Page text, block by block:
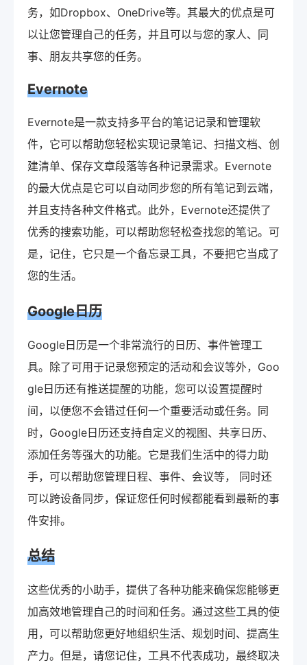
务，如Dropbox、OneDrive等。其最大的优点是可
以让您管理自己的任务，并且可以与您的家人、同
事、朋友共享您的任务。
Evernote
Evernote是一款支持多平台的笔记记录和管理软
件，它可以帮助您轻松实现记录笔记、扫描文档、创
建清单、保存文章段落等各种记录需求。Evernote
的最大优点是它可以自动同步您的所有笔记到云端，
并且支持各种文件格式。此外，Evernote还提供了
优秀的搜索功能，可以帮助您轻松查找您的笔记。可
是，记住，它只是一个备忘录工具，不要把它当成了
您的生活。
Google日历
Google日历是一个非常流行的日历、事件管理工
具。除了可用于记录您预定的活动和会议等外，Goo
gle日历还有推送提醒的功能，您可以设置提醒时
间，以便您不会错过任何一个重要活动或任务。同
时，Google日历还支持自定义的视图、共享日历、
添加任务等强大的功能。它是我们生活中的得力助
手，可以帮助您管理日程、事件、会议等， 同时还
可以跨设备同步，保证您任何时候都能看到最新的事
件安排。
总结
这些优秀的小助手，提供了各种功能来确保您能够更
加高效地管理自己的时间和任务。通过这些工具的使
用，可以帮助您更好地组织生活、规划时间、提高生
产力。但是，请您记住，工具不代表成功，最终取决